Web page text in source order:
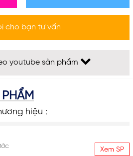
cho bạn tư vấn
youtube sản phẩm
hiệu :
Xem SP